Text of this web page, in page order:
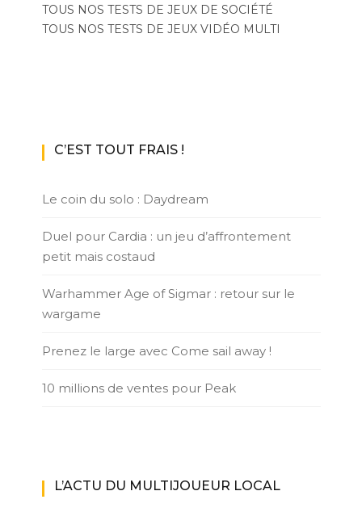
TOUS NOS TESTS DE JEUX DE SOCIÉTÉ
TOUS NOS TESTS DE JEUX VIDÉO MULTI
C’EST TOUT FRAIS !
Le coin du solo : Daydream
Duel pour Cardia : un jeu d’affrontement
petit mais costaud
Warhammer Age of Sigmar : retour sur le
wargame
Prenez le large avec Come sail away !
10 millions de ventes pour Peak
L’ACTU DU MULTIJOUEUR LOCAL